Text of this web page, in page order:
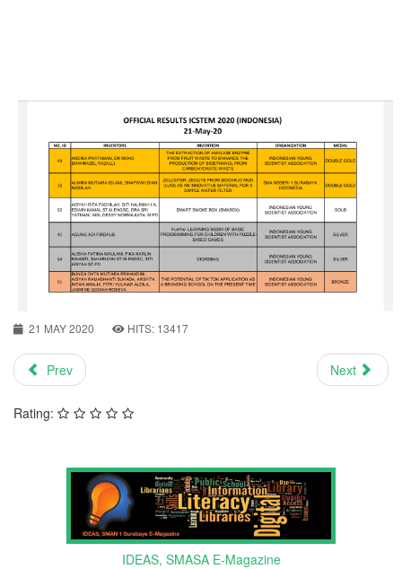
21 MAY 2020 HITS: 13417
Prev Next
Rating:
IDEAS, SMASA E-Magazine